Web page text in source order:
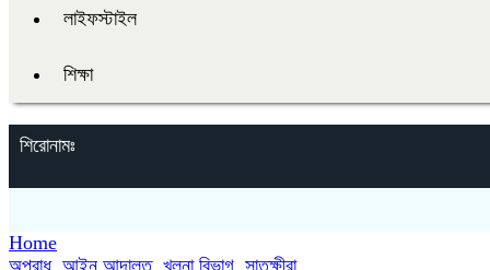
লাইফস্টাইল
শিক্ষা
শিরোনামঃ
Home
অপরাধ, আইন আদালত, খুলনা বিভাগ, সাতক্ষীরা